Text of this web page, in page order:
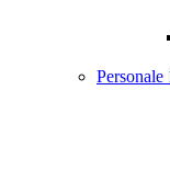
Personale